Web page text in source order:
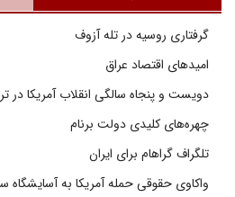
گرفتاری روسیه در تله آزوف
امیدهای اقتصاد عراق
دویست و پنجاه سالگی انقلاب آمریکا در
چهره‌های کلیدی دولت برنام
تلگراف گراهام برای ایران
واکاوی حقوقی حمله آمریکا به آسایشگاه